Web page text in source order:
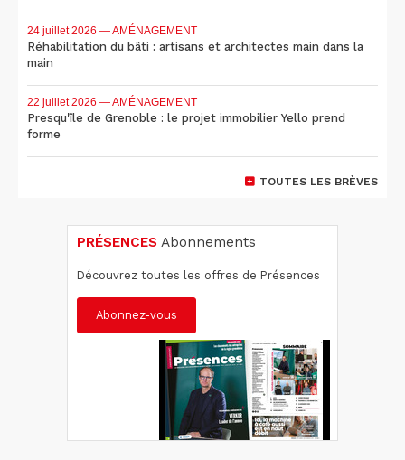
24 juillet 2026 — AMÉNAGEMENT
Réhabilitation du bâti : artisans et architectes main dans la
main
22 juillet 2026 — AMÉNAGEMENT
Presqu'île de Grenoble : le projet immobilier Yello prend
forme
TOUTES LES BRÈVES
PRÉSENCES Abonnements
Découvrez toutes les offres de Présences
Abonnez-vous